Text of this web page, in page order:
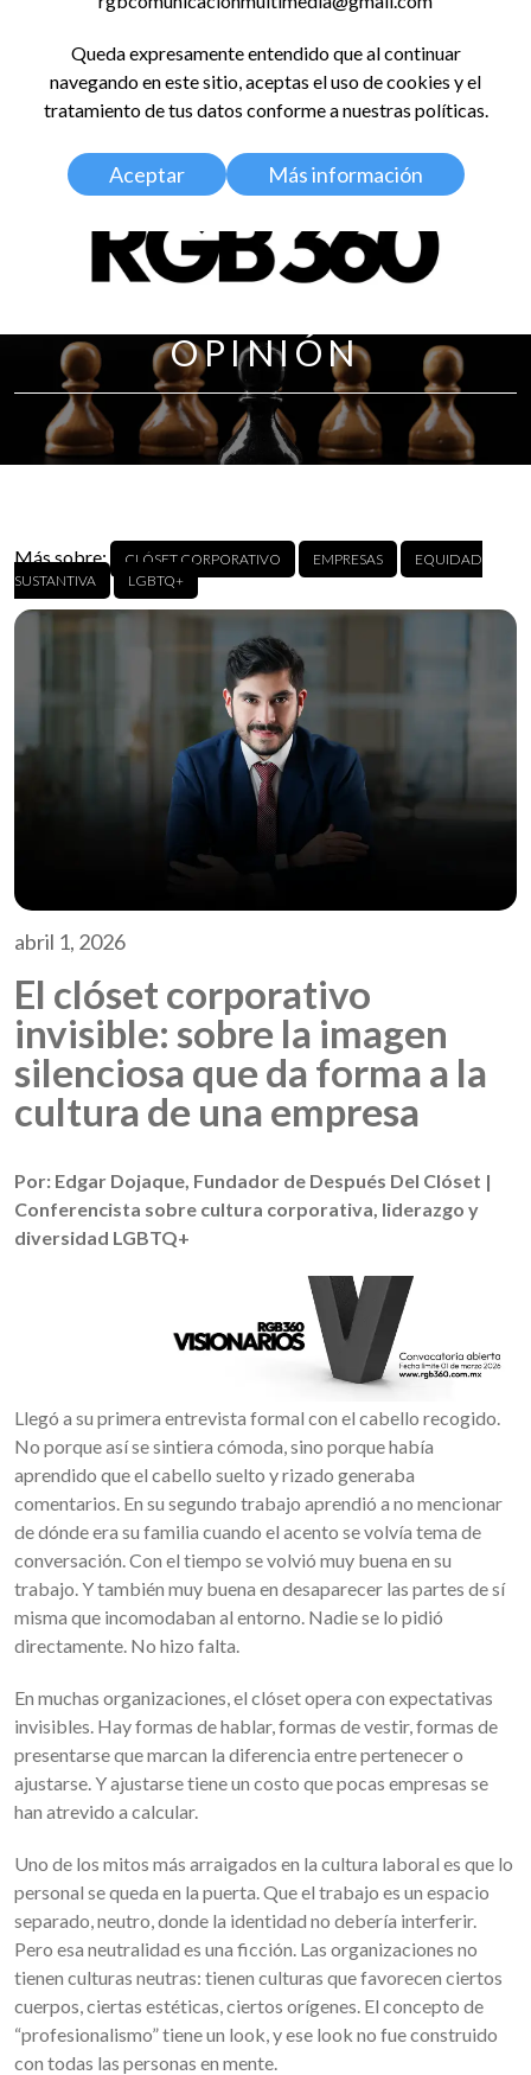
LinkedIn
RED GLOBAL
BALDOSA 360
OPINIÓN
Más sobre: CLÓSET CORPORATIVO EMPRESAS
EQUIDAD
SUSTANTIVA
LGBTQ+
abril 1, 2026
El clóset corporativo
invisible: sobre la imagen
silenciosa que da forma a la
cultura de una empresa
Por: Edgar Dojaque, Fundador de Después Del Clóset |
Conferencista sobre cultura corporativa, liderazgo y
diversidad LGBTQ+
Llegó a su primera entrevista formal con el cabello recogido.
No porque así se sintiera cómoda, sino porque había
aprendido que el cabello suelto y rizado generaba
comentarios. En su segundo trabajo aprendió a no mencionar
de dónde era su familia cuando el acento se volvía tema de
conversación. Con el tiempo se volvió muy buena en su
trabajo. Y también muy buena en desaparecer las partes de sí
misma que incomodaban al entorno. Nadie se lo pidió
directamente. No hizo falta.
En muchas organizaciones, el clóset opera con expectativas
invisibles. Hay formas de hablar, formas de vestir, formas de
presentarse que marcan la diferencia entre pertenecer o
ajustarse. Y ajustarse tiene un costo que pocas empresas se
han atrevido a calcular.
Uno de los mitos más arraigados en la cultura laboral es que lo
personal se queda en la puerta. Que el trabajo es un espacio
separado, neutro, donde la identidad no debería interferir.
Pero esa neutralidad es una ficción. Las organizaciones no
tienen culturas neutras: tienen culturas que favorecen ciertos
cuerpos, ciertas estéticas, ciertos orígenes. El concepto de
“profesionalismo” tiene un look, y ese look no fue construido
con todas las personas en mente.
Queda expresamente entendido que al continuar
navegando en este sitio, aceptas el uso de cookies y el
tratamiento de tus datos conforme a nuestras políticas.
Aceptar Más información